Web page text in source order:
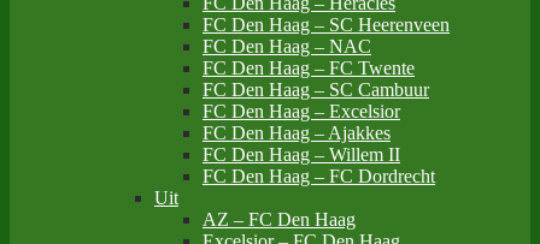
FC Den Haag – SC Heerenveen
FC Den Haag – NAC
FC Den Haag – FC Twente
FC Den Haag – SC Cambuur
FC Den Haag – Excelsior
FC Den Haag – Ajakkes
FC Den Haag – Willem II
FC Den Haag – FC Dordrecht
Uit
AZ – FC Den Haag